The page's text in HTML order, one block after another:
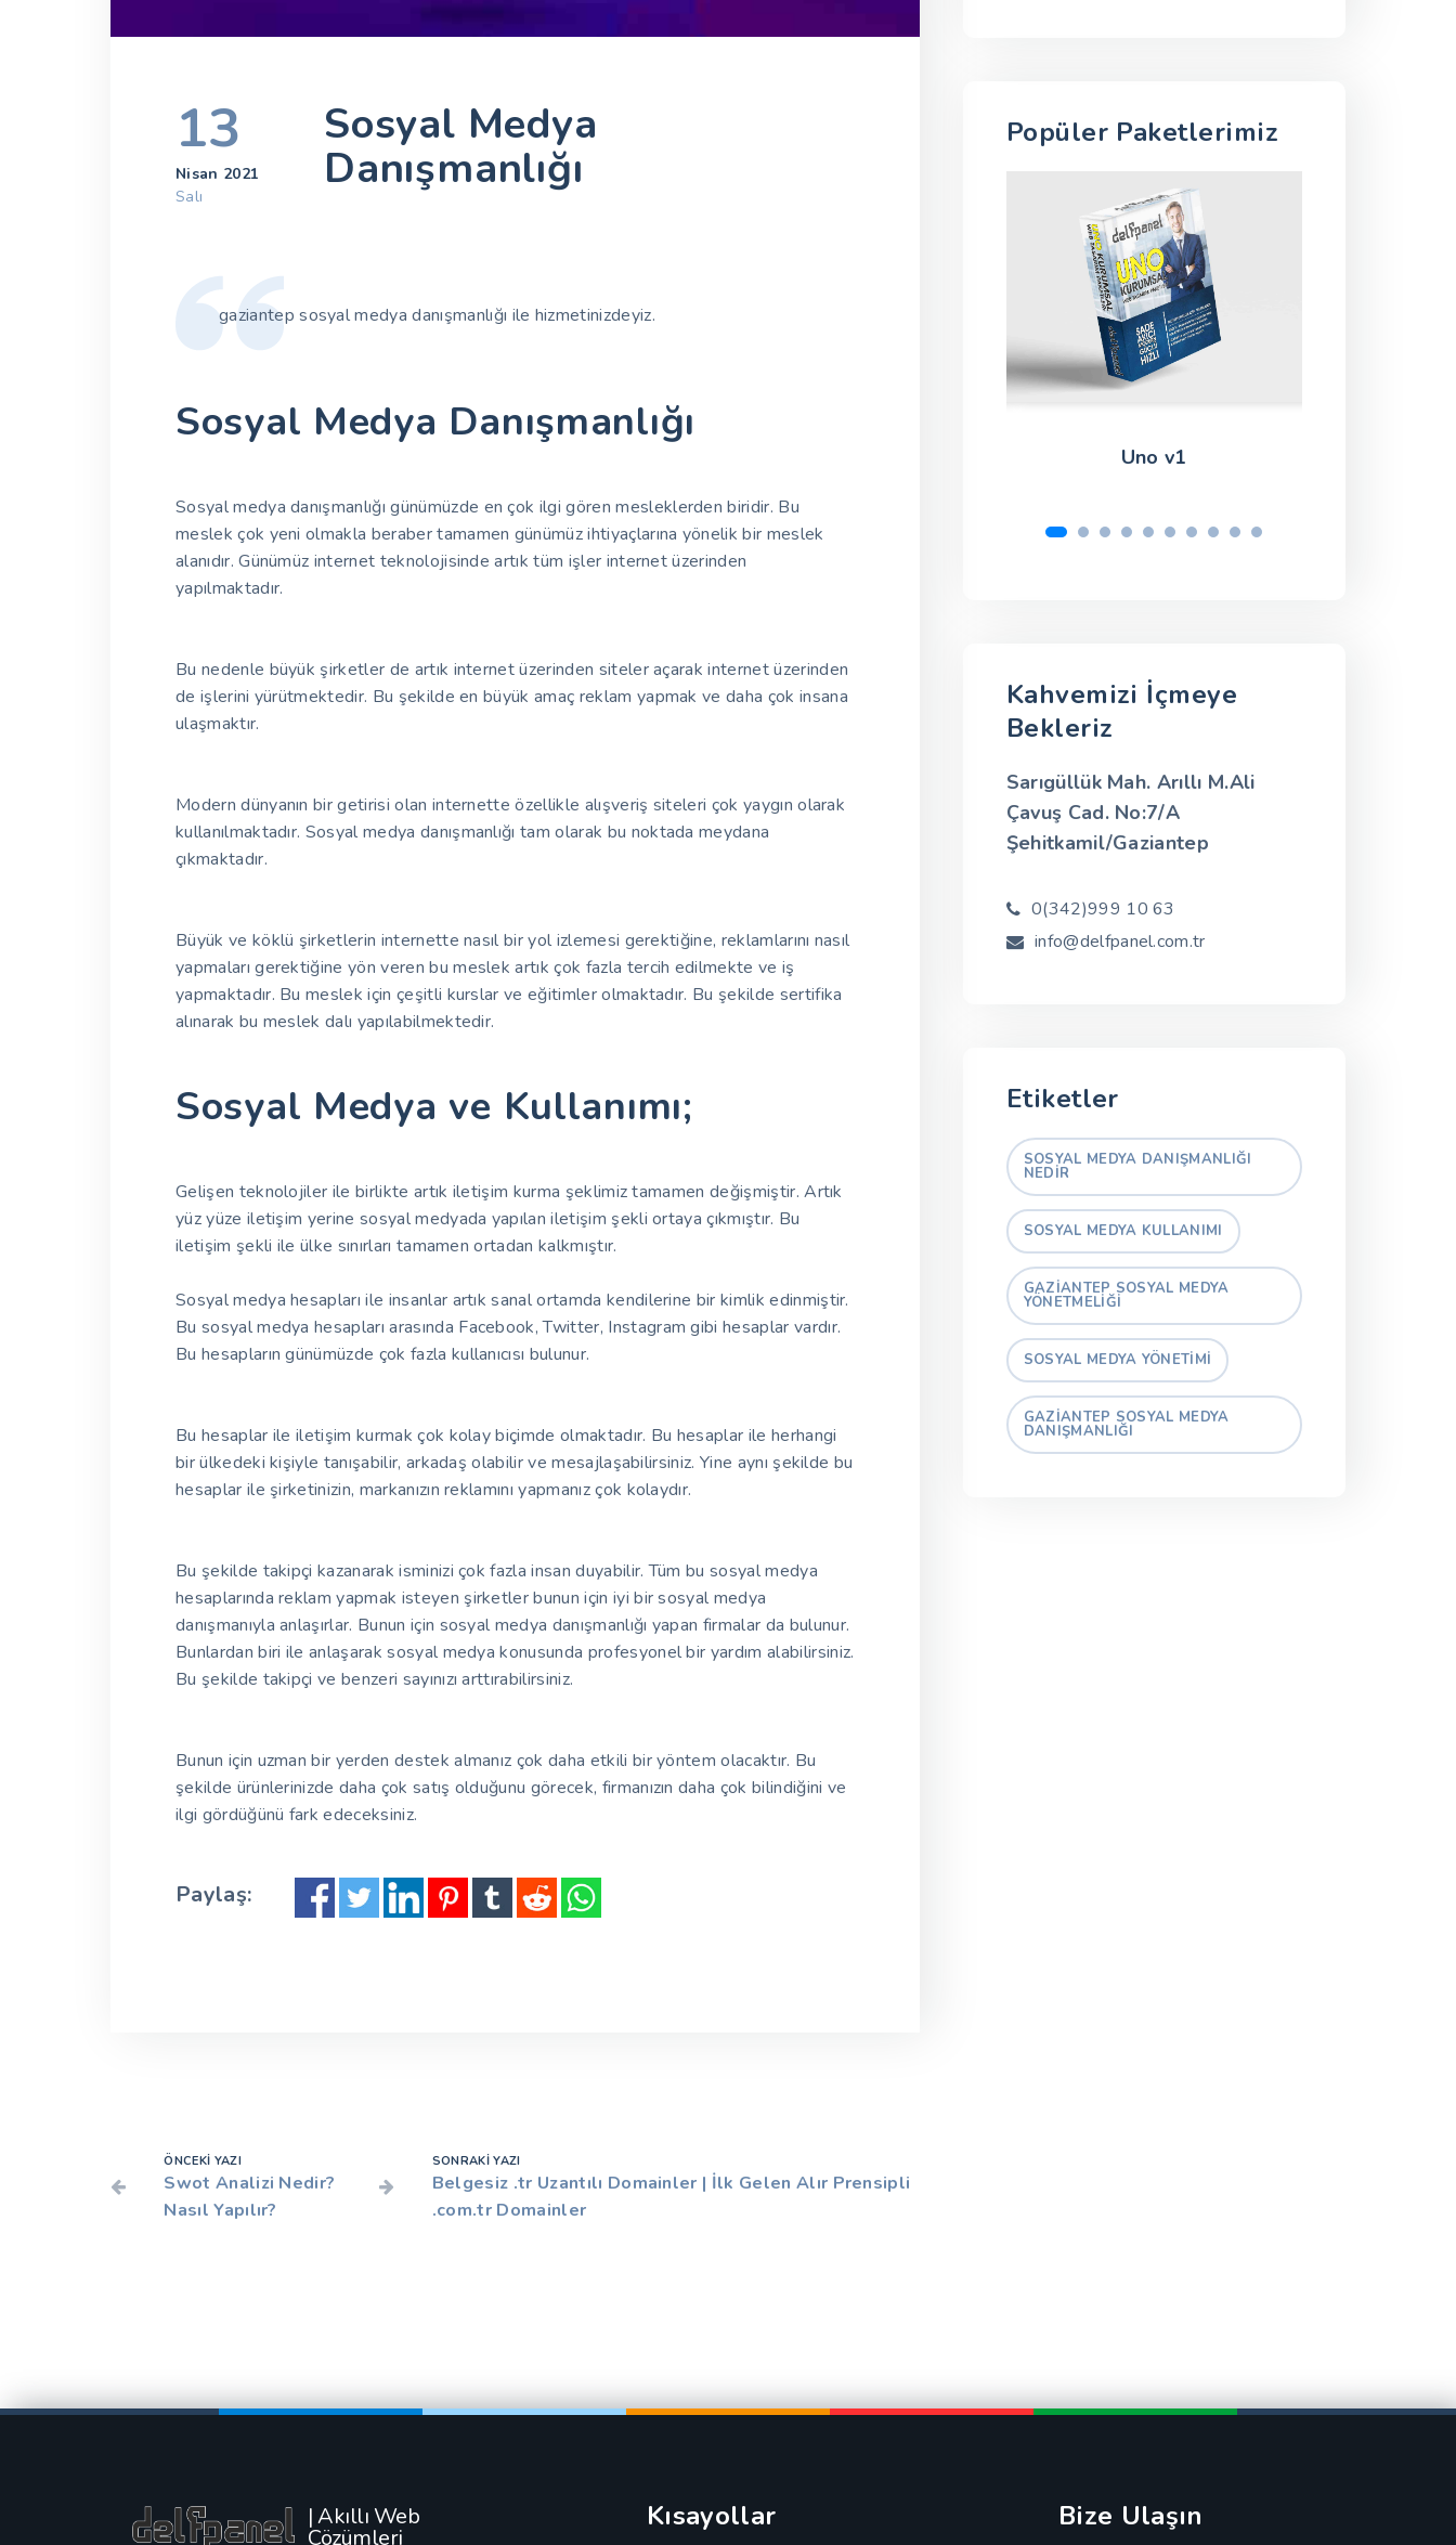
13
Nisan 2021
Salı
Sosyal Medya
Danışmanlığı
gaziantep sosyal medya danışmanlığı ile hizmetinizdeyiz.
Sosyal Medya Danışmanlığı
Sosyal medya danışmanlığı günümüzde en çok ilgi gören mesleklerden biridir. Bu
meslek çok yeni olmakla beraber tamamen günümüz ihtiyaçlarına yönelik bir meslek
alanıdır. Günümüz internet teknolojisinde artık tüm işler internet üzerinden
yapılmaktadır.
Bu nedenle büyük şirketler de artık internet üzerinden siteler açarak internet üzerinden
de işlerini yürütmektedir. Bu şekilde en büyük amaç reklam yapmak ve daha çok insana
ulaşmaktır.
Modern dünyanın bir getirisi olan internette özellikle alışveriş siteleri çok yaygın olarak
kullanılmaktadır. Sosyal medya danışmanlığı tam olarak bu noktada meydana
çıkmaktadır.
Büyük ve köklü şirketlerin internette nasıl bir yol izlemesi gerektiğine, reklamlarını nasıl
yapmaları gerektiğine yön veren bu meslek artık çok fazla tercih edilmekte ve iş
yapmaktadır. Bu meslek için çeşitli kurslar ve eğitimler olmaktadır. Bu şekilde sertifika
alınarak bu meslek dalı yapılabilmektedir.
Sosyal Medya ve Kullanımı;
Gelişen teknolojiler ile birlikte artık iletişim kurma şeklimiz tamamen değişmiştir. Artık
yüz yüze iletişim yerine sosyal medyada yapılan iletişim şekli ortaya çıkmıştır. Bu
iletişim şekli ile ülke sınırları tamamen ortadan kalkmıştır.
Sosyal medya hesapları ile insanlar artık sanal ortamda kendilerine bir kimlik edinmiştir.
Bu sosyal medya hesapları arasında Facebook, Twitter, Instagram gibi hesaplar vardır.
Bu hesapların günümüzde çok fazla kullanıcısı bulunur.
Bu hesaplar ile iletişim kurmak çok kolay biçimde olmaktadır. Bu hesaplar ile herhangi
bir ülkedeki kişiyle tanışabilir, arkadaş olabilir ve mesajlaşabilirsiniz. Yine aynı şekilde bu
hesaplar ile şirketinizin, markanızın reklamını yapmanız çok kolaydır.
Bu şekilde takipçi kazanarak isminizi çok fazla insan duyabilir. Tüm bu sosyal medya
hesaplarında reklam yapmak isteyen şirketler bunun için iyi bir sosyal medya
danışmanıyla anlaşırlar. Bunun için sosyal medya danışmanlığı yapan firmalar da bulunur.
Bunlardan biri ile anlaşarak sosyal medya konusunda profesyonel bir yardım alabilirsiniz.
Bu şekilde takipçi ve benzeri sayınızı arttırabilirsiniz.
Bunun için uzman bir yerden destek almanız çok daha etkili bir yöntem olacaktır. Bu
şekilde ürünlerinizde daha çok satış olduğunu görecek, firmanızın daha çok bilindiğini ve
ilgi gördüğünü fark edeceksiniz.
Paylaş:
ÖNCEKI YAZI
Swot Analizi Nedir?
Nasıl Yapılır?
SONRAKI YAZI
Belgesiz .tr Uzantılı Domainler | İlk Gelen Alır Prensipli
.com.tr Domainler
Popüler Paketlerimiz
Uno v1
Kahvemizi İçmeye
Bekleriz
Sarıgüllük Mah. Arıllı M.Ali
Çavuş Cad. No:7/A
Şehitkamil/Gaziantep
0(342)999 10 63
info@delfpanel.com.tr
Etiketler
SOSYAL MEDYA DANIŞMANLIĞI
NEDIR
SOSYAL MEDYA KULLANIMI
GAZIANTEP SOSYAL MEDYA
YÖNETMELIĞI
SOSYAL MEDYA YÖNETIMI
GAZIANTEP SOSYAL MEDYA
DANIŞMANLIĞI
| Akıllı Web
Çözümleri
Kısayollar Bize Ulaşın